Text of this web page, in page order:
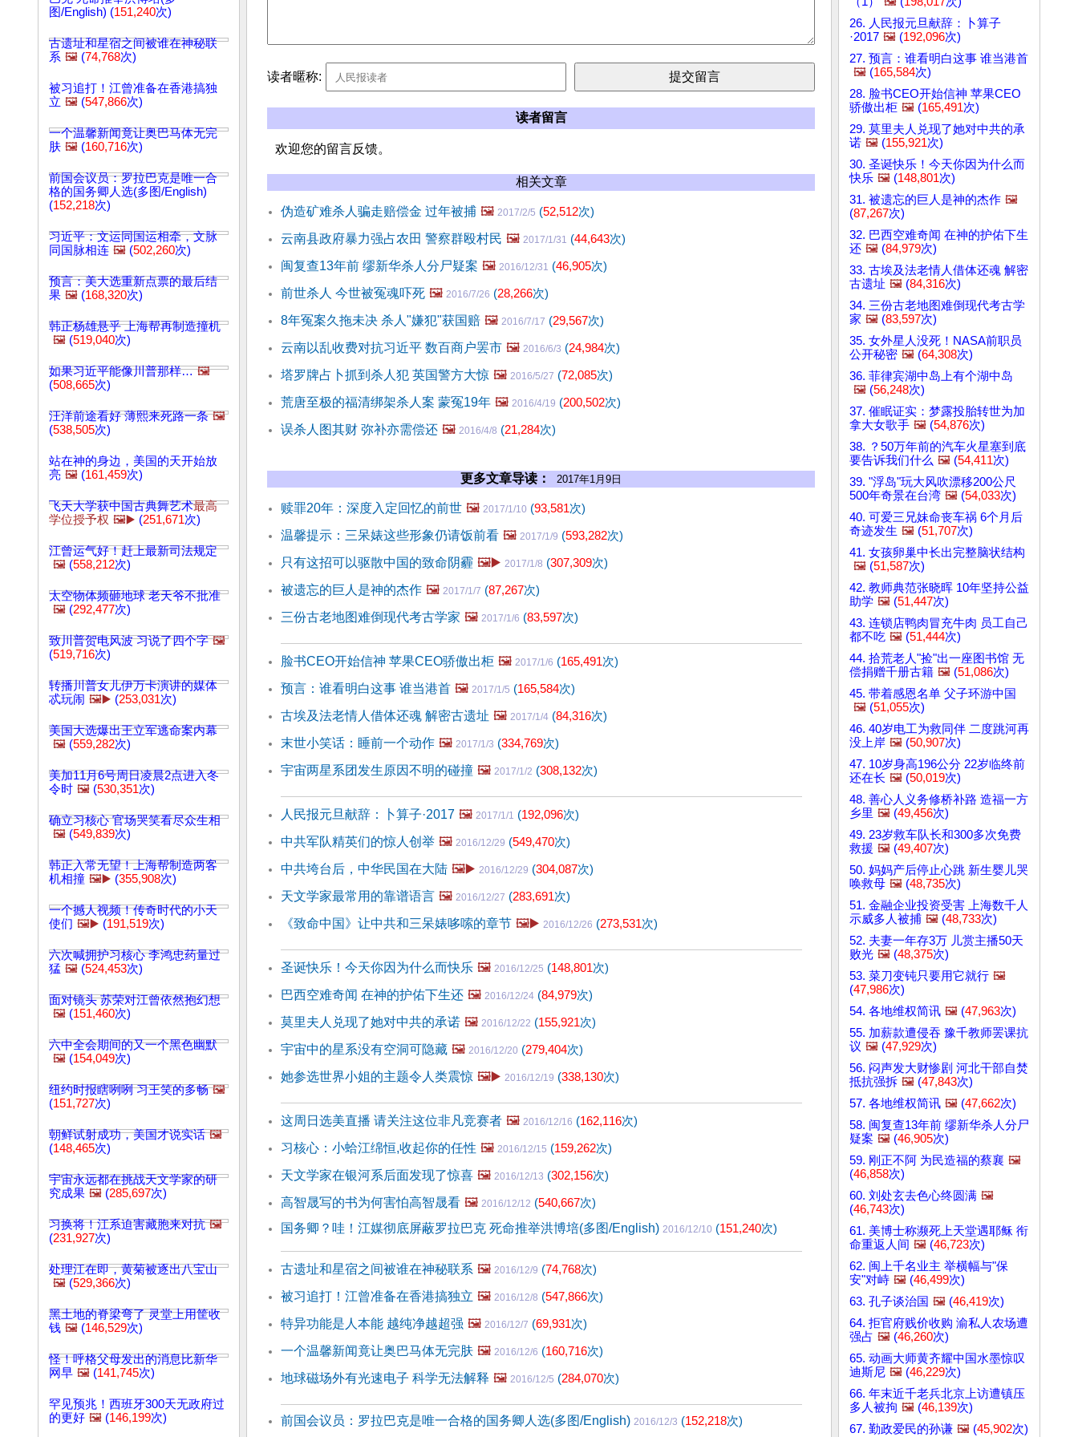
图/English) (151,240次)
古遗址和星宿之间被谁在神秘联
系 🖼️ (74,768次)
被习追打！江曾准备在香港搞独
立 🖼️ (547,866次)
一个温馨新闻竟让奥巴马体无完
肤 🖼️ (160,716次)
前国会议员：罗拉巴克是唯一合
格的国务卿人选(多图/English)
(152,218次)
习近平：文运同国运相牵，文脉
同国脉相连 🖼️ (502,260次)
预言：美大选重新点票的最后结
果 🖼️ (168,320次)
韩正杨雄悬乎 上海帮再制造撞机
🖼️ (519,040次)
如果习近平能像川普那样… 🖼️
(508,665次)
汪洋前途看好 薄熙来死路一条 🖼️
(538,505次)
站在神的身边，美国的天开始放
亮 🖼️ (161,459次)
飞天大学获中国古典舞艺术最高
学位授予权 🖼️▶️ (251,671次)
江曾运气好！赶上最新司法规定
🖼️ (558,212次)
太空物体频砸地球 老天爷不批准
🖼️ (292,477次)
致川普贺电风波 习说了四个字 🖼️
(519,716次)
转播川普女儿伊万卡演讲的媒体
忒玩闹 🖼️▶️ (253,031次)
美国大选爆出王立军逃命案内幕
🖼️ (559,282次)
美加11月6号周日凌晨2点进入冬
令时 🖼️ (530,351次)
确立习核心 官场哭笑看尽众生相
🖼️ (549,839次)
韩正入常无望！上海帮制造两客
机相撞 🖼️▶️ (355,908次)
一个撼人视频！传奇时代的小天
使们 🖼️▶️ (191,519次)
六次喊拥护习核心 李鸿忠药量过
猛 🖼️ (524,453次)
面对镜头 苏荣对江曾依然抱幻想
🖼️ (151,460次)
六中全会期间的又一个黑色幽默
🖼️ (154,049次)
纽约时报瞎咧咧 习王笑的多畅 🖼️
(151,727次)
朝鲜试射成功，美国才说实话 🖼️
(148,465次)
宇宙永远都在挑战天文学家的研
究成果 🖼️ (285,697次)
习换将！江系迫害藏胞来对抗 🖼️
(231,927次)
处理江在即，黄菊被逐出八宝山
🖼️ (529,366次)
黑土地的脊梁弯了 灵堂上用筐收
钱 🖼️ (146,529次)
怪！呼格父母发出的消息比新华
网早 🖼️ (141,745次)
罕见预兆！西班牙300天无政府过
的更好 🖼️ (146,199次)
读者暱称:
读者留言
欢迎您的留言反馈。
相关文章
伪造矿难杀人骗走赔偿金 过年被捕 🖼️ 2017/2/5 (52,512次)
云南县政府暴力强占农田 警察群殴村民 🖼️ 2017/1/31 (44,643次)
闽复查13年前 缪新华杀人分尸疑案 🖼️ 2016/12/31 (46,905次)
前世杀人 今世被冤魂吓死 🖼️ 2016/7/26 (28,266次)
8年冤案久拖未决 杀人"嫌犯"获国赔 🖼️ 2016/7/17 (29,567次)
云南以乱收费对抗习近平 数百商户罢市 🖼️ 2016/6/3 (24,984次)
塔罗牌占卜抓到杀人犯 英国警方大惊 🖼️ 2016/5/27 (72,085次)
荒唐至极的福清绑架杀人案 蒙冤19年 🖼️ 2016/4/19 (200,502次)
误杀人图其财 弥补亦需偿还 🖼️ 2016/4/8 (21,284次)
更多文章导读： 2017年1月9日
赎罪20年：深度入定回忆的前世 🖼️ 2017/1/10 (93,581次)
温馨提示：三呆婊这些形象仍请饭前看 🖼️ 2017/1/9 (593,282次)
只有这招可以驱散中国的致命阴霾 🖼️▶️ 2017/1/8 (307,309次)
被遗忘的巨人是神的杰作 🖼️ 2017/1/7 (87,267次)
三份古老地图难倒现代考古学家 🖼️ 2017/1/6 (83,597次)
脸书CEO开始信神 苹果CEO骄傲出柜 🖼️ 2017/1/6 (165,491次)
预言：谁看明白这事 谁当港首 🖼️ 2017/1/5 (165,584次)
古埃及法老情人借体还魂 解密古遗址 🖼️ 2017/1/4 (84,316次)
末世小笑话：睡前一个动作 🖼️ 2017/1/3 (334,769次)
宇宙两星系团发生原因不明的碰撞 🖼️ 2017/1/2 (308,132次)
人民报元旦献辞：卜算子·2017 🖼️ 2017/1/1 (192,096次)
中共军队精英们的惊人创举 🖼️ 2016/12/29 (549,470次)
中共垮台后，中华民国在大陆 🖼️▶️ 2016/12/29 (304,087次)
天文学家最常用的靠谱语言 🖼️ 2016/12/27 (283,691次)
《致命中国》让中共和三呆婊哆嗦的章节 🖼️▶️ 2016/12/26 (273,531次)
圣诞快乐！今天你因为什么而快乐 🖼️ 2016/12/25 (148,801次)
巴西空难奇闻 在神的护佑下生还 🖼️ 2016/12/24 (84,979次)
莫里夫人兑现了她对中共的承诺 🖼️ 2016/12/22 (155,921次)
宇宙中的星系没有空洞可隐藏 🖼️ 2016/12/20 (279,404次)
她参选世界小姐的主题令人类震惊 🖼️▶️ 2016/12/19 (338,130次)
这周日选美直播 请关注这位非凡竞赛者 🖼️ 2016/12/16 (162,116次)
习核心：小蛤江绵恒,收起你的任性 🖼️ 2016/12/15 (159,262次)
天文学家在银河系后面发现了惊喜 🖼️ 2016/12/13 (302,156次)
高智晟写的书为何害怕高智晟看 🖼️ 2016/12/12 (540,667次)
国务卿？哇！江媒彻底屏蔽罗拉巴克 死命推举洪博培(多图/English) 2016/12/10 (151,240次)
古遗址和星宿之间被谁在神秘联系 🖼️ 2016/12/9 (74,768次)
被习追打！江曾准备在香港搞独立 🖼️ 2016/12/8 (547,866次)
特异功能是人本能 越纯净越超强 🖼️ 2016/12/7 (69,931次)
一个温馨新闻竟让奥巴马体无完肤 🖼️ 2016/12/6 (160,716次)
地球磁场外有光速电子 科学无法解释 🖼️ 2016/12/5 (284,070次)
前国会议员：罗拉巴克是唯一合格的国务卿人选(多图/English) 2016/12/3 (152,218次)
26. 人民报元旦献辞：卜算子
·2017 🖼️ (192,096次)
27. 预言：谁看明白这事 谁当港首
🖼️ (165,584次)
28. 脸书CEO开始信神 苹果CEO
骄傲出柜 🖼️ (165,491次)
29. 莫里夫人兑现了她对中共的承
诺 🖼️ (155,921次)
30. 圣诞快乐！今天你因为什么而
快乐 🖼️ (148,801次)
31. 被遗忘的巨人是神的杰作 🖼️
(87,267次)
32. 巴西空难奇闻 在神的护佑下生
还 🖼️ (84,979次)
33. 古埃及法老情人借体还魂 解密
古遗址 🖼️ (84,316次)
34. 三份古老地图难倒现代考古学
家 🖼️ (83,597次)
35. 女外星人没死！NASA前职员
公开秘密 🖼️ (64,308次)
36. 菲律宾湖中岛上有个湖中岛
🖼️ (56,248次)
37. 催眠证实：梦露投胎转世为加
拿大女歌手 🖼️ (54,876次)
38. ？50万年前的汽车火星塞到底
要告诉我们什么 🖼️ (54,411次)
39. "浮岛"玩大风吹漂移200公尺
500年奇景在台湾 🖼️ (54,033次)
40. 可爱三兄妹命丧车祸 6个月后
奇迹发生 🖼️ (51,707次)
41. 女孩卵巢中长出完整脑状结构
🖼️ (51,587次)
42. 教师典范张晓晖 10年坚持公益
助学 🖼️ (51,447次)
43. 连锁店鸭肉冒充牛肉 员工自己
都不吃 🖼️ (51,444次)
44. 拾荒老人"捡"出一座图书馆 无
偿捐赠千册古籍 🖼️ (51,086次)
45. 带着感恩名单 父子环游中国
🖼️ (51,055次)
46. 40岁电工为救同伴 二度跳河再
没上岸 🖼️ (50,907次)
47. 10岁身高196公分 22岁临终前
还在长 🖼️ (50,019次)
48. 善心人义务修桥补路 造福一方
乡里 🖼️ (49,456次)
49. 23岁救车队长和300多次免费
救援 🖼️ (49,407次)
50. 妈妈产后停止心跳 新生婴儿哭
唤救母 🖼️ (48,735次)
51. 金融企业投资受害 上海数千人
示威多人被捕 🖼️ (48,733次)
52. 夫妻一年存3万 儿赏主播50天
败光 🖼️ (48,375次)
53. 菜刀变钝只要用它就行 🖼️
(47,986次)
54. 各地维权简讯 🖼️ (47,963次)
55. 加薪款遭侵吞 豫千教师罢课抗
议 🖼️ (47,929次)
56. 闷声发大财惨剧 河北干部自焚
抵抗强拆 🖼️ (47,843次)
57. 各地维权简讯 🖼️ (47,662次)
58. 闽复查13年前 缪新华杀人分尸
疑案 🖼️ (46,905次)
59. 刚正不阿 为民造福的蔡襄 🖼️
(46,858次)
60. 刘处玄去色心终圆满 🖼️
(46,743次)
61. 美博士称濒死上天堂遇耶稣 衔
命重返人间 🖼️ (46,723次)
62. 闽上千名业主 举横幅与"保
安"对峙 🖼️ (46,499次)
63. 孔子谈治国 🖼️ (46,419次)
64. 拒官府贱价收购 渝私人农场遭
强占 🖼️ (46,260次)
65. 动画大师黄齐耀中国水墨惊叹
迪斯尼 🖼️ (46,229次)
66. 年末近千老兵北京上访遭镇压
多人被拘 🖼️ (46,139次)
67. 勤政爱民的孙谦 🖼️ (45,902次)